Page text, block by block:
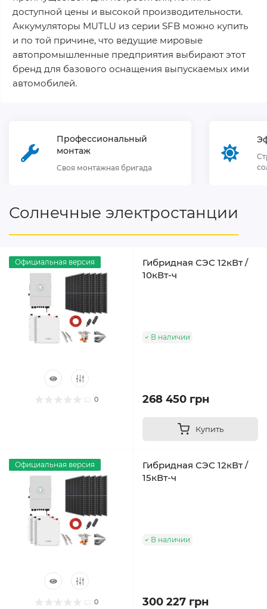
доступной цены и высокой производительности.
Аккумуляторы MUTLU из серии SFB можно купить
и по той причине, что ведущие мировые
автопромышленные предприятия выбирают этот
бренд для базового оснащения выпускаемых ими
автомобилей.
Профессиональный
монтаж
Своя монтажная бригада
Солнечные электростанции
Официальная версия
0
Гибридная СЭС 12кВт /
10кВт-ч
В наличии
268 450 грн
Купить
Официальная версия
0
Гибридная СЭС 12кВт /
15кВт-ч
В наличии
300 227 грн